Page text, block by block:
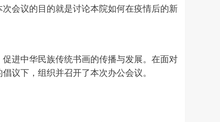
会议的目的就是讨论本院如何在疫情后的新
进中华民族传统书画的传播与发展。在面对
议下，组织并召开了本次办公会议。